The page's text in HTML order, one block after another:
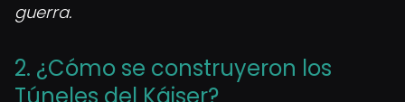
guerra.
2. ¿Cómo se construyeron los